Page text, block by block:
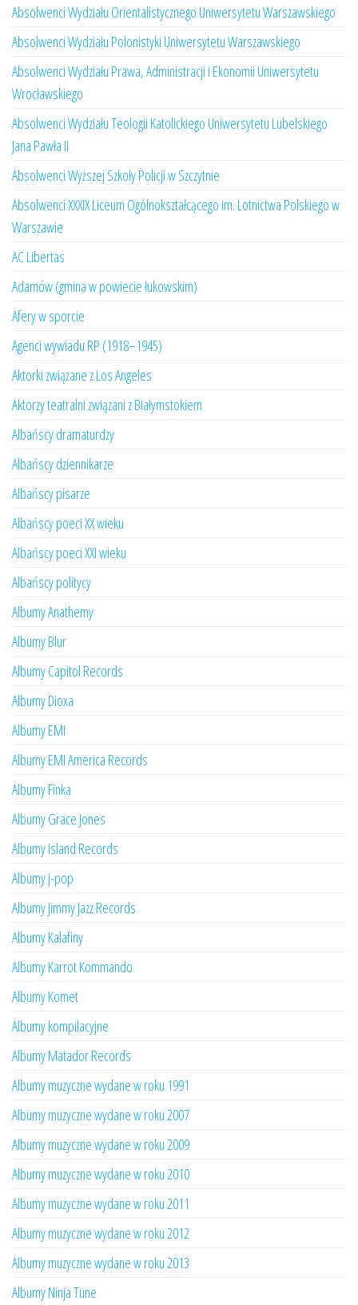
Absolwenci Wydziału Orientalistycznego Uniwersytetu Warszawskiego
Absolwenci Wydziału Polonistyki Uniwersytetu Warszawskiego
Absolwenci Wydziału Prawa, Administracji i Ekonomii Uniwersytetu
Wrocławskiego
Absolwenci Wydziału Teologii Katolickiego Uniwersytetu Lubelskiego
Jana Pawła II
Absolwenci Wyższej Szkoły Policji w Szczytnie
Absolwenci XXXIX Liceum Ogólnokształcącego im. Lotnictwa Polskiego w
Warszawie
AC Libertas
Adamów (gmina w powiecie łukowskim)
Afery w sporcie
Agenci wywiadu RP (1918–1945)
Aktorki związane z Los Angeles
Aktorzy teatralni związani z Białymstokiem
Albańscy dramaturdzy
Albańscy dziennikarze
Albańscy pisarze
Albańscy poeci XX wieku
Albańscy poeci XXI wieku
Albańscy politycy
Albumy Anathemy
Albumy Blur
Albumy Capitol Records
Albumy Dioxa
Albumy EMI
Albumy EMI America Records
Albumy Finka
Albumy Grace Jones
Albumy Island Records
Albumy j-pop
Albumy Jimmy Jazz Records
Albumy Kalafiny
Albumy Karrot Kommando
Albumy Komet
Albumy kompilacyjne
Albumy Matador Records
Albumy muzyczne wydane w roku 1991
Albumy muzyczne wydane w roku 2007
Albumy muzyczne wydane w roku 2009
Albumy muzyczne wydane w roku 2010
Albumy muzyczne wydane w roku 2011
Albumy muzyczne wydane w roku 2012
Albumy muzyczne wydane w roku 2013
Albumy Ninja Tune